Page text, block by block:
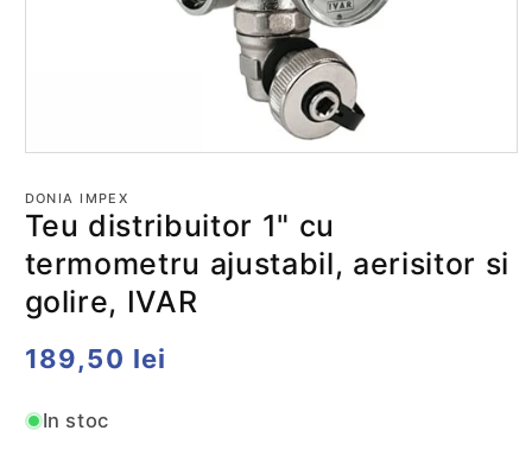
media
1
într-
fereastră
DONIA IMPEX
Teu distribuitor 1" cu
termometru ajustabil, aerisitor si
golire, IVAR
Preț
189,50 lei
In stoc